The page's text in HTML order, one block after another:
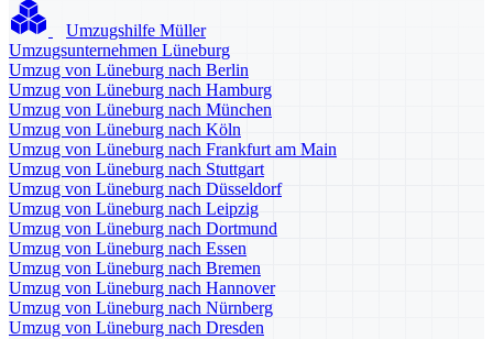
Umzugshilfe Müller
Umzugsunternehmen Lüneburg
Umzug von Lüneburg nach Berlin
Umzug von Lüneburg nach Hamburg
Umzug von Lüneburg nach München
Umzug von Lüneburg nach Köln
Umzug von Lüneburg nach Frankfurt am Main
Umzug von Lüneburg nach Stuttgart
Umzug von Lüneburg nach Düsseldorf
Umzug von Lüneburg nach Leipzig
Umzug von Lüneburg nach Dortmund
Umzug von Lüneburg nach Essen
Umzug von Lüneburg nach Bremen
Umzug von Lüneburg nach Hannover
Umzug von Lüneburg nach Nürnberg
Umzug von Lüneburg nach Dresden